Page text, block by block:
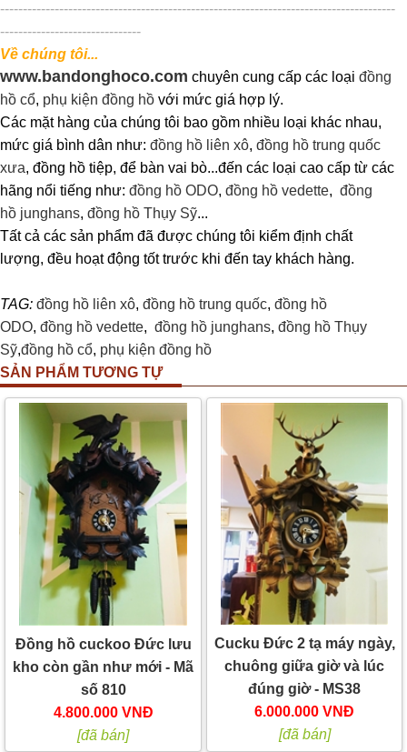
---------------------------------------------------------------------------------------
-------------------------------
Về chúng tôi...
www.bandonghoco.com chuyên cung cấp các loại đồng
hồ cổ, phụ kiện đồng hồ với mức giá hợp lý.
Các mặt hàng của chúng tôi bao gồm nhiều loại khác nhau,
mức giá bình dân như: đồng hồ liên xô, đồng hồ trung quốc
xưa, đồng hồ tiệp, để bàn vai bò...đến các loại cao cấp từ các
hãng nổi tiếng như: đồng hồ ODO, đồng hồ vedette, đồng
hồ junghans, đồng hồ Thụy Sỹ...
Tất cả các sản phẩm đã được chúng tôi kiểm định chất
lượng, đều hoạt động tốt trước khi đến tay khách hàng.
TAG: đồng hồ liên xô, đồng hồ trung quốc, đồng hồ
ODO, đồng hồ vedette, đồng hồ junghans, đồng hồ Thụy
Sỹ,đồng hồ cổ, phụ kiện đồng hồ
SẢN PHẨM TƯƠNG TỰ
Đồng hồ cuckoo Đức lưu
kho còn gần như mới - Mã
số 810
4.800.000 VNĐ
[đã bán]
Cucku Đức 2 tạ máy ngày,
chuông giữa giờ và lúc
đúng giờ - MS38
6.000.000 VNĐ
[đã bán]